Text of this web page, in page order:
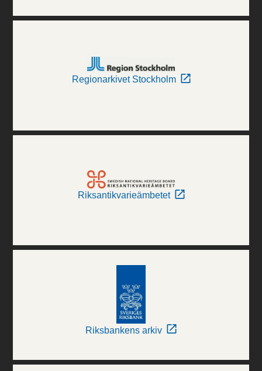
Regionarkivet Stockholm
Riksantikvarieämbetet
Riksbankens arkiv